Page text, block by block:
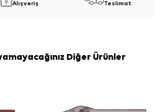
Alışveriş
Teslimat
Diğer Ürünler